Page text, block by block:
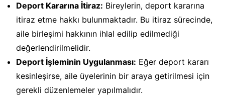
Deport Kararına İtiraz: Bireylerin, deport kararına
itiraz etme hakkı bulunmaktadır. Bu itiraz sürecinde,
aile birleşimi hakkının ihlal edilip edilmediği
değerlendirilmelidir.
Deport İşleminin Uygulanması: Eğer deport kararı
kesinleşirse, aile üyelerinin bir araya getirilmesi için
gerekli düzenlemeler yapılmalıdır.